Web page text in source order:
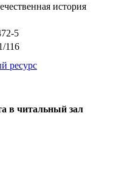
история
5
116
ресурс
в читальный зал